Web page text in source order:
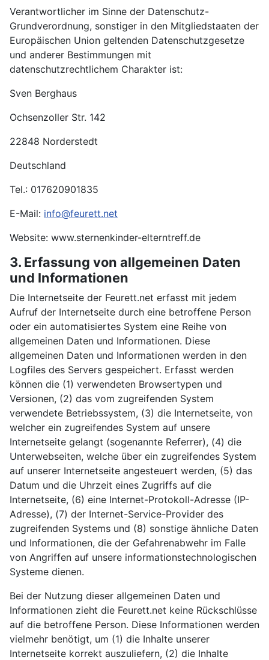
Verantwortlicher im Sinne der Datenschutz-
Grundverordnung, sonstiger in den Mitgliedstaaten der
Europäischen Union geltenden Datenschutzgesetze
und anderer Bestimmungen mit
datenschutzrechtlichem Charakter ist:
Sven Berghaus
Ochsenzoller Str. 142
22848 Norderstedt
Deutschland
Tel.: 017620901835
E-Mail: info@feurett.net
Website: www.sternenkinder-elterntreff.de
3. Erfassung von allgemeinen Daten
und Informationen
Die Internetseite der Feurett.net erfasst mit jedem
Aufruf der Internetseite durch eine betroffene Person
oder ein automatisiertes System eine Reihe von
allgemeinen Daten und Informationen. Diese
allgemeinen Daten und Informationen werden in den
Logfiles des Servers gespeichert. Erfasst werden
können die (1) verwendeten Browsertypen und
Versionen, (2) das vom zugreifenden System
verwendete Betriebssystem, (3) die Internetseite, von
welcher ein zugreifendes System auf unsere
Internetseite gelangt (sogenannte Referrer), (4) die
Unterwebseiten, welche über ein zugreifendes System
auf unserer Internetseite angesteuert werden, (5) das
Datum und die Uhrzeit eines Zugriffs auf die
Internetseite, (6) eine Internet-Protokoll-Adresse (IP-
Adresse), (7) der Internet-Service-Provider des
zugreifenden Systems und (8) sonstige ähnliche Daten
und Informationen, die der Gefahrenabwehr im Falle
von Angriffen auf unsere informationstechnologischen
Systeme dienen.
Bei der Nutzung dieser allgemeinen Daten und
Informationen zieht die Feurett.net keine Rückschlüsse
auf die betroffene Person. Diese Informationen werden
vielmehr benötigt, um (1) die Inhalte unserer
Internetseite korrekt auszuliefern, (2) die Inhalte